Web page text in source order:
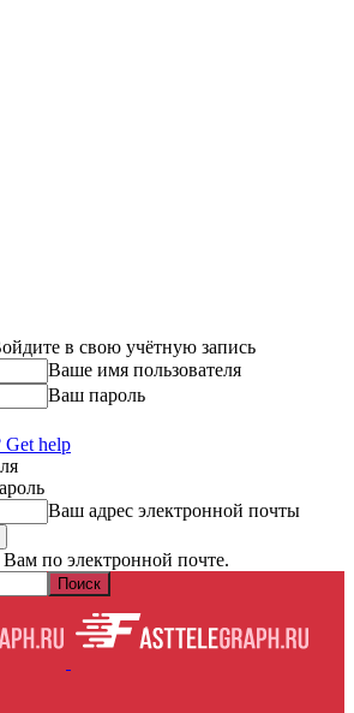
в свою учётную запись
Ваше имя пользователя
Ваш пароль
Get help
Ваш адрес электронной почты
по электронной почте.